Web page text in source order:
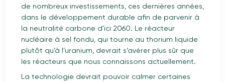
de nombreux investissements, ces dernières années,
dans le développement durable afin de parvenir à
la neutralité carbone d’ici 2060. Le réacteur
nucléaire à sel fondu, qui tourne au thorium liquide
plutôt qu’à l’uranium, devrait s’avérer plus sûr que
les réacteurs que nous connaissons actuellement.
La technologie devrait pouvoir calmer certaines